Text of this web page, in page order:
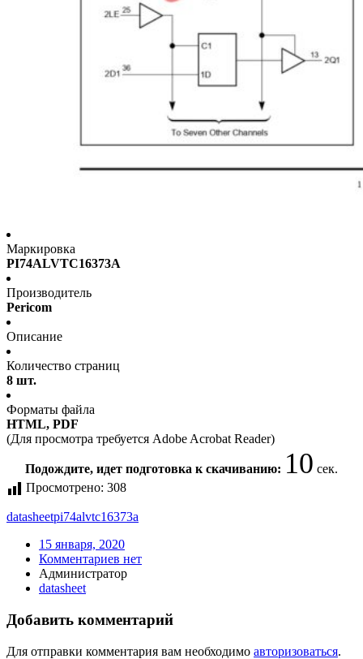
Маркировка
PI74ALVTC16373A
Производитель
Pericom
Описание
Количество страниц
8 шт.
Форматы файла
HTML, PDF
(Для просмотра требуется Adobe Acrobat Reader)
Подождите, идет подготовка к скачиванию: 10 сек.
Просмотрено: 308
datasheetpi74alvtc16373a
15 января, 2020
Комментариев нет
Администратор
datasheet
Добавить комментарий
Для отправки комментария вам необходимо авторизоваться.